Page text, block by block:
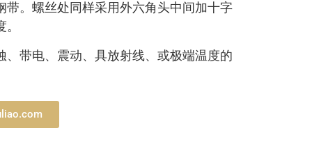
。螺丝处同样采用外六角头中间加十字
带电、震动、具放射线、或极端温度的